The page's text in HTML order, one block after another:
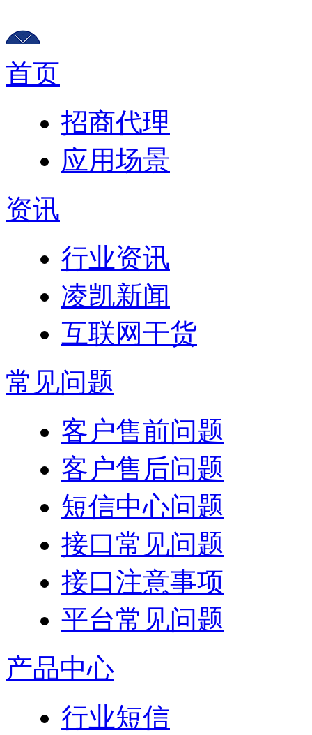
首页
招商代理
应用场景
资讯
行业资讯
凌凯新闻
互联网干货
常见问题
客户售前问题
客户售后问题
短信中心问题
接口常见问题
接口注意事项
平台常见问题
产品中心
行业短信